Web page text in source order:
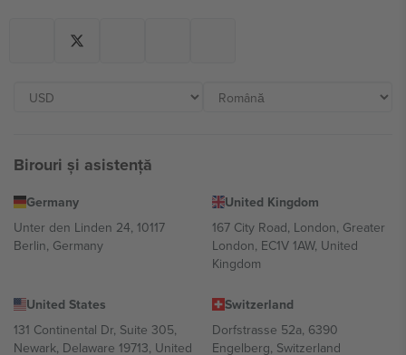
Birouri și asistență
Germany
Unter den Linden 24, 10117
Berlin, Germany
United Kingdom
167 City Road, London, Greater
London, EC1V 1AW, United
Kingdom
United States
131 Continental Dr, Suite 305,
Newark, Delaware 19713, United
Switzerland
Dorfstrasse 52a, 6390
Engelberg, Switzerland